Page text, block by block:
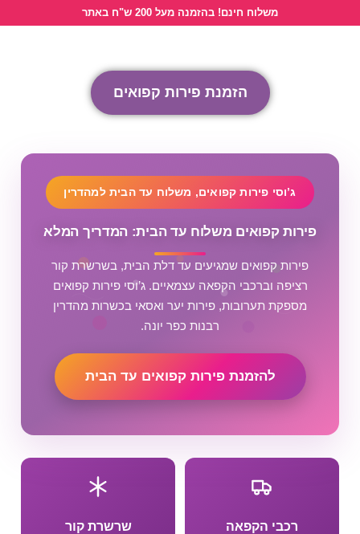
משלוח חינם! בהזמנה מעל 200 ש"ח באתר
ג’וסי פירות קפואים, משלוח עד הבית למהדרין
פירות קפואים משלוח עד הבית: המדריך המלא
פירות קפואים שמגיעים עד דלת הבית, בשרשרת קור
רציפה וברכבי הקפאה עצמאיים. ג’וסי פירות קפואים
מספקת תערובות, פירות יער ואסאי בכשרות מהדרין
רבנות כפר יונה.
להזמנת פירות קפואים עד הבית
רכבי הקפאה שרשרת קור
הזמנת פירות קפואים